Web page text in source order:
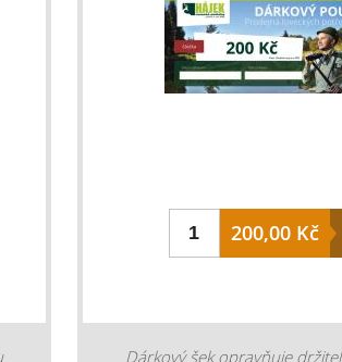
200,00 Kč
Dárkový šek opravňuje